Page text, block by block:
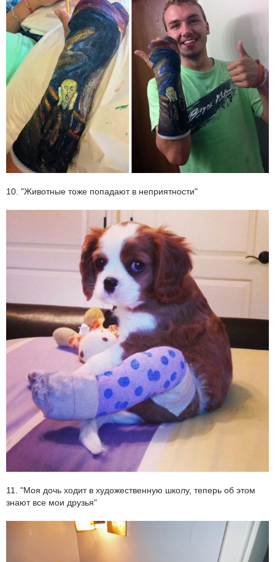
10. "Животные тоже попадают в неприятности"
11. "Моя дочь ходит в художественную школу, теперь об этом
знают все мои друзья"